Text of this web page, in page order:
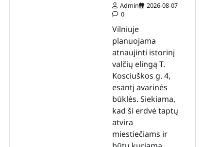
Admin
2026-08-07
0
Vilniuje
planuojama
atnaujinti istorinį
valčių elingą T.
Kosciuškos g. 4,
esantį avarinės
būklės. Siekiama,
kad ši erdvė taptų
atvira
miestiečiams ir